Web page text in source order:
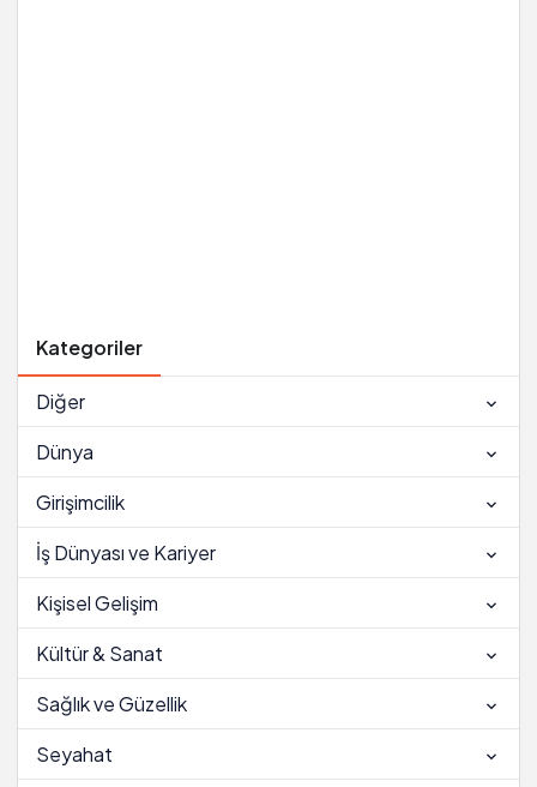
Kategoriler
Diğer
Dünya
Girişimcilik
İş Dünyası ve Kariyer
Kişisel Gelişim
Kültür & Sanat
Sağlık ve Güzellik
Seyahat